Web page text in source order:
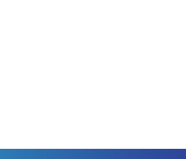
et boissons.
82.
et illuminera votre